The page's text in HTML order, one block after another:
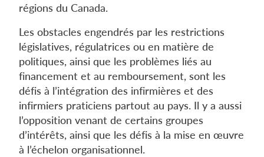
régions du Canada.
Les obstacles engendrés par les restrictions
législatives, régulatrices ou en matière de
politiques, ainsi que les problèmes liés au
financement et au remboursement, sont les
défis à l’intégration des infirmières et des
infirmiers praticiens partout au pays. Il y a aussi
l’opposition venant de certains groupes
d’intérêts, ainsi que les défis à la mise en œuvre
à l’échelon organisationnel.